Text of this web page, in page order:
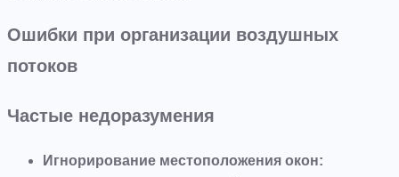
Ошибки при организации воздушных
потоков
Частые недоразумения
Игнорирование местоположения окон: